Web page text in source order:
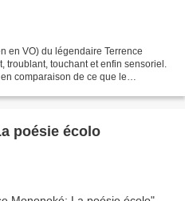
en VO) du légendaire Terrence
troublant, touchant et enfin sensoriel.
comparaison de ce que le
poésie écolo